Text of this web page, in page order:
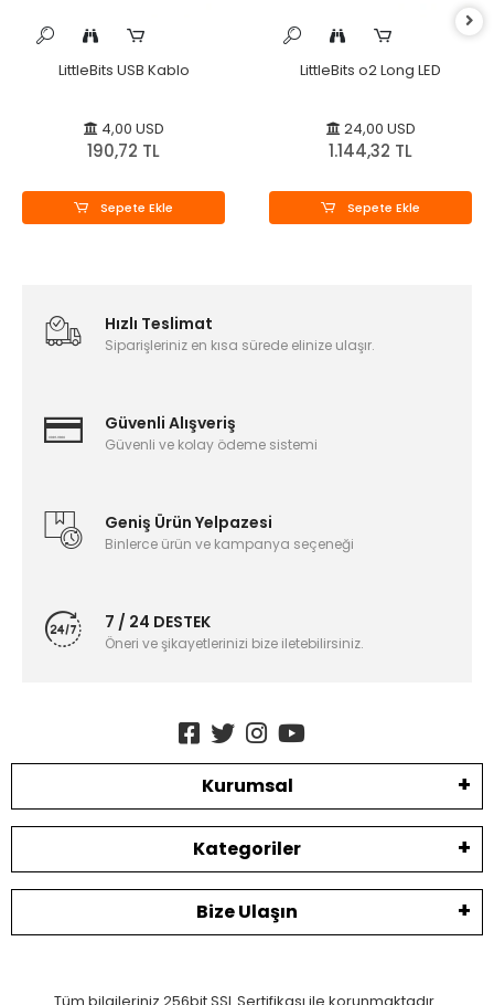
LittleBits USB Kablo
4,00 USD
190,72 TL
Sepete Ekle
LittleBits o2 Long LED
24,00 USD
1.144,32 TL
Sepete Ekle
Hızlı Teslimat
Siparişleriniz en kısa sürede elinize ulaşır.
Güvenli Alışveriş
Güvenli ve kolay ödeme sistemi
Geniş Ürün Yelpazesi
Binlerce ürün ve kampanya seçeneği
7 / 24 DESTEK
Öneri ve şikayetlerinizi bize iletebilirsiniz.
Kurumsal
Kategoriler
Bize Ulaşın